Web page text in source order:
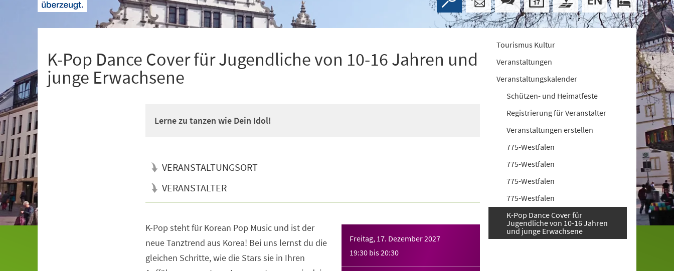
K-Pop Dance Cover für Jugendliche von 10-16 Jahren und
junge Erwachsene
Lerne zu tanzen wie Dein Idol!
VERANSTALTUNGSORT
VERANSTALTER
Freitag, 17. Dezember 2027
19:30 bis20:30
K-Pop steht für Korean Pop Music und ist der
neue Tanztrend aus Korea! Bei uns lernst du die
gleichen Schritte, wie die Stars sie in Ihren
Tourismus Kultur
Veranstaltungen
Veranstaltungskalender
Schützen- und Heimatfeste
Registrierung für Veranstalter
Veranstaltungen erstellen
775-Westfalen
775-Westfalen
775-Westfalen
775-Westfalen
K-Pop Dance Cover für
Jugendliche von 10-16 Jahren
und junge Erwachsene